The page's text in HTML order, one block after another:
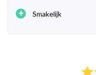
+ Smakelijk